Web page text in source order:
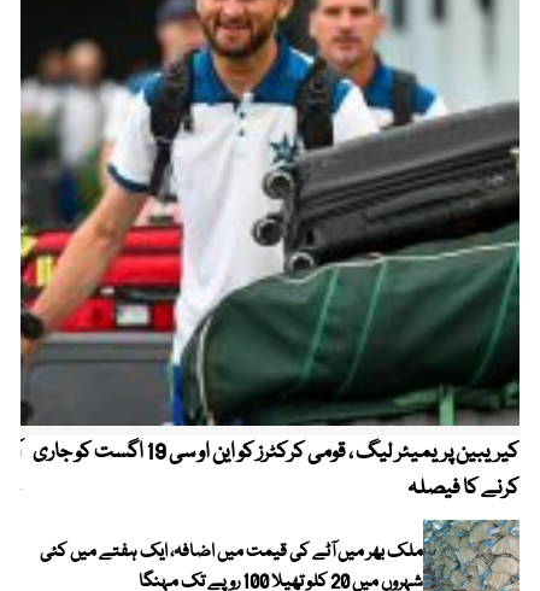
کیریبین پریمیئر لیگ ، قومی کرکٹرز کو این او سی 19 اگست کو جاری
کرنے کا فیصلہ
ملک بھر میں آٹے کی قیمت میں اضافہ، ایک ہفتے میں کئی
شہروں میں 20 کلو تھیلا 100 روپے تک مہنگا